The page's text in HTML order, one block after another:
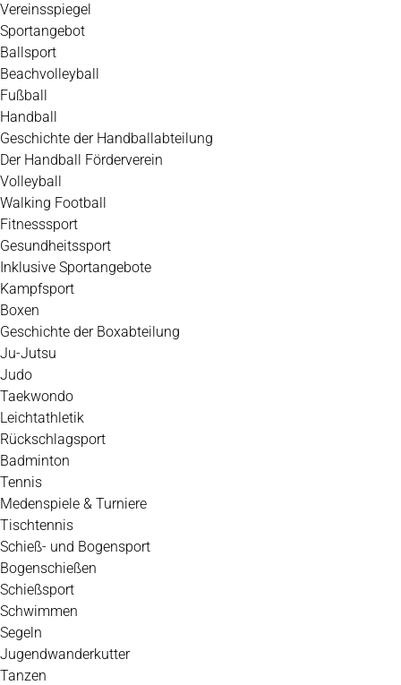
Vereinsspiegel
Sportangebot
Ballsport
Beachvolleyball
Fußball
Handball
Geschichte der Handballabteilung
Der Handball Förderverein
Volleyball
Walking Football
Fitnesssport
Gesundheitssport
Inklusive Sportangebote
Kampfsport
Boxen
Geschichte der Boxabteilung
Ju-Jutsu
Judo
Taekwondo
Leichtathletik
Rückschlagsport
Badminton
Tennis
Medenspiele & Turniere
Tischtennis
Schieß- und Bogensport
Bogenschießen
Schießsport
Schwimmen
Segeln
Jugendwanderkutter
Tanzen